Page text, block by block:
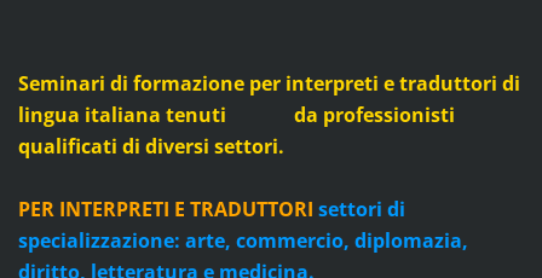
Seminari di formazione per interpreti e traduttori di
lingua italiana tenuti da professionisti
qualificati di diversi settori.
PER INTERPRETI E TRADUTTORI settori di
specializzazione: arte, commercio, diplomazia,
diritto, letteratura e medicina.